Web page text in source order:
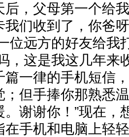
后，父母第一个给
我们收到了，你爸
位远方的好友给我
，这是我这几年来
篇一律的手机短信
；但手捧你那熟悉
。谢谢你！”现在，
在手机和电脑上轻